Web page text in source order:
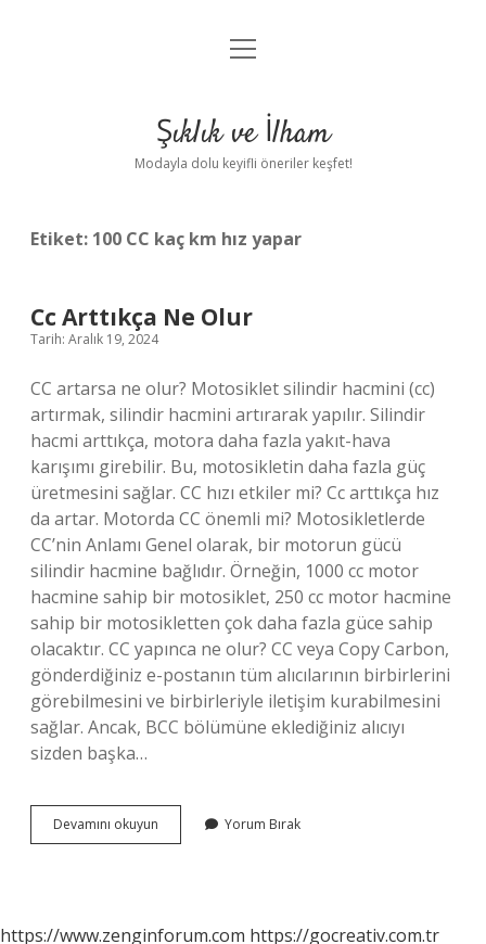
Anasayfa
Yasal Uyarı
menüyü
Şıklık ve İlham
Modayla dolu keyifli öneriler keşfet!
Etiket: 100 CC kaç km hız yapar
Cc Arttıkça Ne Olur
Tarih: Aralık 19, 2024
CC artarsa ne olur? Motosiklet silindir hacmini (cc)
artırmak, silindir hacmini artırarak yapılır. Silindir
hacmi arttıkça, motora daha fazla yakıt-hava
karışımı girebilir. Bu, motosikletin daha fazla güç
üretmesini sağlar. CC hızı etkiler mi? Cc arttıkça hız
da artar. Motorda CC önemli mi? Motosikletlerde
CC’nin Anlamı Genel olarak, bir motorun gücü
silindir hacmine bağlıdır. Örneğin, 1000 cc motor
hacmine sahip bir motosiklet, 250 cc motor hacmine
sahip bir motosikletten çok daha fazla güce sahip
olacaktır. CC yapınca ne olur? CC veya Copy Carbon,
gönderdiğiniz e-postanın tüm alıcılarının birbirlerini
görebilmesini ve birbirleriyle iletişim kurabilmesini
sağlar. Ancak, BCC bölümüne eklediğiniz alıcıyı
sizden başka…
Devamını okuyun
Arttıkça
Yorum Bırak
https://www.zenginforum.com https://gocreativ.com.tr